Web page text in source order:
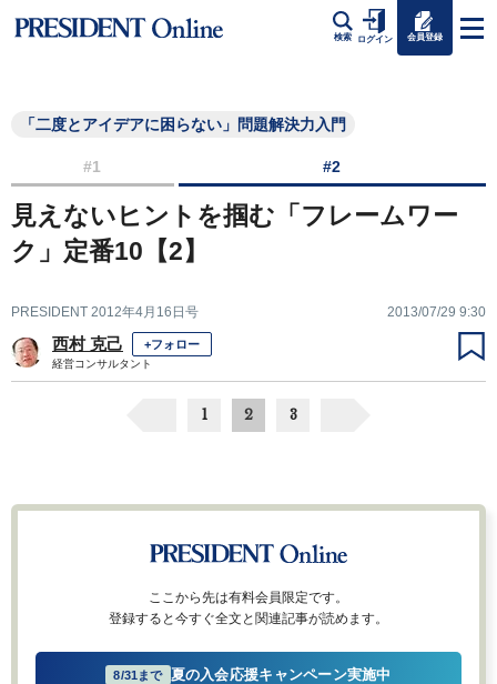
検索 ログイン 会員登録
「二度とアイデアに困らない」問題解決力入門
#1 #2
見えないヒントを掴む「フレームワー
ク」定番10【2】
PRESIDENT 2012年4月16日号 2013/07/29 9:30
西村 克己 +フォロー
経営コンサルタント
1 2 3
ここから先は有料会員限定です。
登録すると今すぐ全文と関連記事が読めます。
8/31まで 夏の入会応援キャンペーン実施中